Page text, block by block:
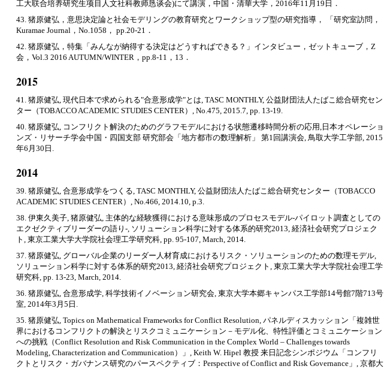
工大联合培养研究生项目人文社科教师恳谈会)にて講演，中国・清華大学，2016年11月19日．
43. 猪原健弘，意思決定論と社会モデリングの教育研究とワークショップ型の研究指導， 「研究室訪問，
Kuramae Journal，No.1058， pp.20-21．
42. 猪原健弘，特集「みんなが納得する決定はどうすればできる？」インタビュー，ゼットキューブ，Z
会，Vol.3 2016 AUTUMN/WINTER，pp.8-11，13．
2015
41. 猪原健弘, 現代日本で求められる"合意形成学"とは, TASC MONTHLY, 公益財団法人たばこ総合研究セン
ター（TOBACCO ACADEMIC STUDIES CENTER）, No.475, 2015.7, pp. 13-19.
40. 猪原健弘, コンフリクト解決のためのグラフモデルにおける状態遷移時間分析の応用,日本オペレーショ
ンズ・リサーチ学会中国・四国支部 研究部会「地方都市の数理解析」 第1回講演会, 鳥取大学工学部, 2015
年6月30日.
2014
39. 猪原健弘, 合意形成学をつくる, TASC MONTHLY, 公益財団法人たばこ総合研究センター（TOBACCO
ACADEMIC STUDIES CENTER）, No.466, 2014.10, p.3.
38. 伊東久美子, 猪原健弘, 主体的な経験獲得における意味形成のプロセスモデル‐パイロット調査としての
エクゼクティブリーダーの語り‐, ソリューション科学に対する体系的研究2013, 経済社会研究プロジェク
ト, 東京工業大学大学院社会理工学研究科, pp. 95-107, March, 2014.
37. 猪原健弘, グローバル企業のリーダー人材育成におけるリスク・ソリューションのための数理モデル,
ソリューション科学に対する体系的研究2013, 経済社会研究プロジェクト, 東京工業大学大学院社会理工学
研究科, pp. 13-23, March, 2014.
36. 猪原健弘, 合意形成学, 科学技術イノベーション研究会, 東京大学本郷キャンパス工学部14号館7階713号
室, 2014年3月5日.
35. 猪原健弘, Topics on Mathematical Frameworks for Conflict Resolution, パネルディスカッション「複雑世
界におけるコンフリクトの解決とリスクコミュニケーション－モデル化、特性評価とコミュニケーション
への挑戦（Conflict Resolution and Risk Communication in the Complex World – Challenges towards
Modeling, Characterization and Communication）」, Keith W. Hipel 教授 来日記念シンポジウム「コンフリ
クトとリスク・ガバナンス研究のパースペクティブ：Perspective of Conflict and Risk Governance」, 京都大